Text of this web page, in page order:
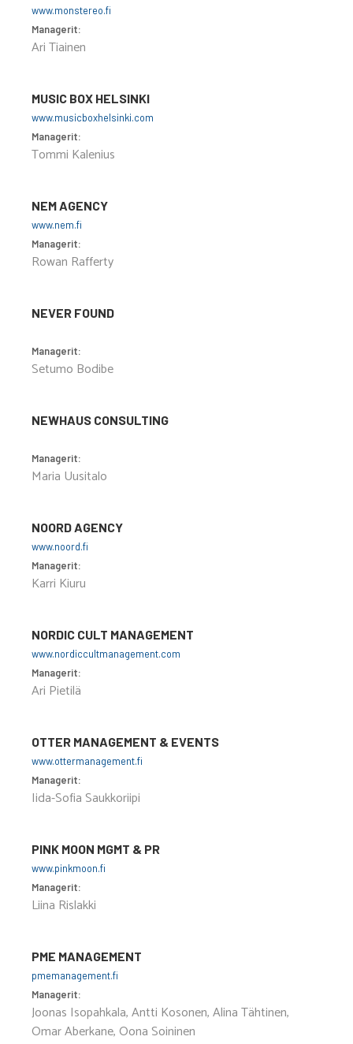
www.monstereo.fi
Managerit:
Ari Tiainen
MUSIC BOX HELSINKI
www.musicboxhelsinki.com
Managerit:
Tommi Kalenius
NEM AGENCY
www.nem.fi
Managerit:
Rowan Rafferty
NEVER FOUND
Managerit:
Setumo Bodibe
NEWHAUS CONSULTING
Managerit:
Maria Uusitalo
NOORD AGENCY
www.noord.fi
Managerit:
Karri Kiuru
NORDIC CULT MANAGEMENT
www.nordiccultmanagement.com
Managerit:
Ari Pietilä
OTTER MANAGEMENT & EVENTS
www.ottermanagement.fi
Managerit:
Iida-Sofia Saukkoriipi
PINK MOON MGMT & PR
www.pinkmoon.fi
Managerit:
Liina Rislakki
PME MANAGEMENT
pmemanagement.fi
Managerit:
Joonas Isopahkala, Antti Kosonen, Alina Tähtinen,
Omar Aberkane, Oona Soininen